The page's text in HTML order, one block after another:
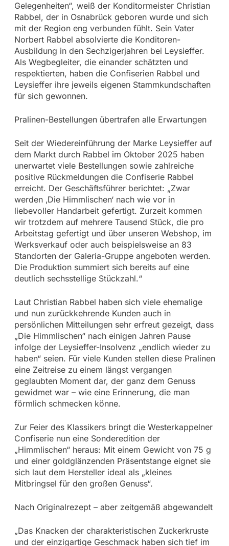
Gelegenheiten“, weiß der Konditormeister Christian
Rabbel, der in Osnabrück geboren wurde und sich
mit der Region eng verbunden fühlt. Sein Vater
Norbert Rabbel absolvierte die Konditoren-
Ausbildung in den Sechzigerjahren bei Leysieffer.
Als Wegbegleiter, die einander schätzten und
respektierten, haben die Confiserien Rabbel und
Leysieffer ihre jeweils eigenen Stammkundschaften
für sich gewonnen.
Pralinen-Bestellungen übertrafen alle Erwartungen
Seit der Wiedereinführung der Marke Leysieffer auf
dem Markt durch Rabbel im Oktober 2025 haben
unerwartet viele Bestellungen sowie zahlreiche
positive Rückmeldungen die Confiserie Rabbel
erreicht. Der Geschäftsführer berichtet: „Zwar
werden ‚Die Himmlischen‘ nach wie vor in
liebevoller Handarbeit gefertigt. Zurzeit kommen
wir trotzdem auf mehrere Tausend Stück, die pro
Arbeitstag gefertigt und über unseren Webshop, im
Werksverkauf oder auch beispielsweise an 83
Standorten der Galeria-Gruppe angeboten werden.
Die Produktion summiert sich bereits auf eine
deutlich sechsstellige Stückzahl.“
Laut Christian Rabbel haben sich viele ehemalige
und nun zurückkehrende Kunden auch in
persönlichen Mitteilungen sehr erfreut gezeigt, dass
„Die Himmlischen“ nach einigen Jahren Pause
infolge der Leysieffer-Insolvenz „endlich wieder zu
haben“ seien. Für viele Kunden stellen diese Pralinen
eine Zeitreise zu einem längst vergangen
geglaubten Moment dar, der ganz dem Genuss
gewidmet war – wie eine Erinnerung, die man
förmlich schmecken könne.
Zur Feier des Klassikers bringt die Westerkappelner
Confiserie nun eine Sonderedition der
„Himmlischen“ heraus: Mit einem Gewicht von 75 g
und einer goldglänzenden Präsentstange eignet sie
sich laut dem Hersteller ideal als „kleines
Mitbringsel für den großen Genuss“.
Nach Originalrezept – aber zeitgemäß abgewandelt
„Das Knacken der charakteristischen Zuckerkruste
und der einzigartige Geschmack haben sich tief im